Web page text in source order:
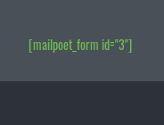
[mailpoet_form id="3"]